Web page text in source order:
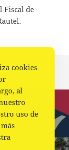
Fiscal de
,Policiaca,
cookies
al
uso de